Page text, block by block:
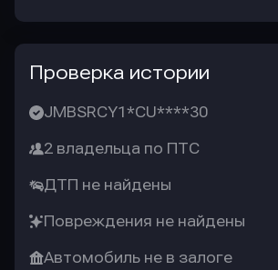
Проверка истории
JMBSRCY1*CU****30
2 владельца по ПТС
ДТП не найдены
Повреждения не найдены
Автомобиль не в залоге